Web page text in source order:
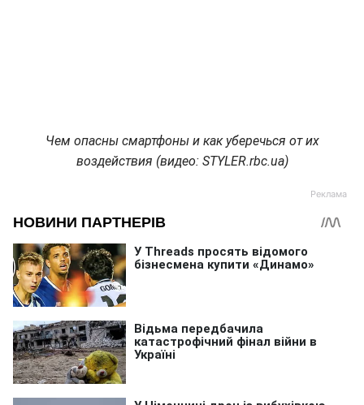
Чем опасны смартфоны и как уберечься от их
воздействия (видео: STYLER.rbc.ua)